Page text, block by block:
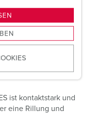
Kraft erforderlich.
Die geschlitzten
spürbar
Material für
bisher zwei
ist kontaktstark und
eine Rillung und